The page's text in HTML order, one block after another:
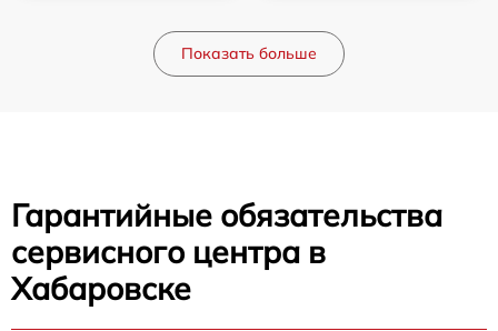
Показать больше
Гарантийные обязательства
сервисного центра в
Хабаровске